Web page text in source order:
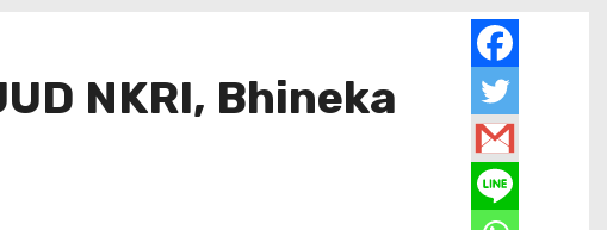
NKRI, Bhineka